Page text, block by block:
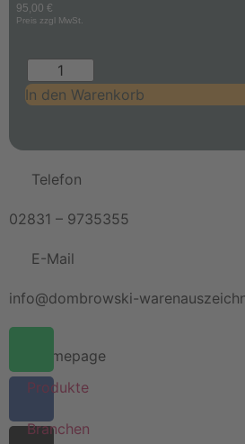
95,00 €
Preis zzgl MwSt.
In den Warenkorb
Telefon
02831 – 9735355
E-Mail
info@dombrowski-
Homepage
Produkte
Branchen